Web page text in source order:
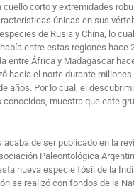
cuello corto y extremidades
únicas en sus
de Rusia y China, lo
entre estas regiones hace
entre África y Madagascar
hacia el norte durante
años. Por lo cual, el
conocidos, muestra que este
acaba de ser publicado en la
Paleontológica
nueva especie fósil de la
se realizó con fondos de la